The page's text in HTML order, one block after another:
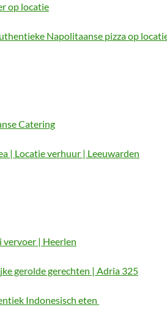
op locatie
Napolitaanse pizza op
Catering
| Locatie verhuur | Leeuwarden
vervoer | Heerlen
gerolde gerechten | Adria 325
Indonesisch eten